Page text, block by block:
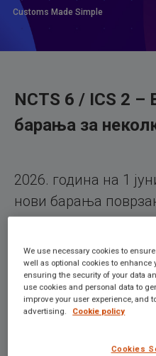
Customs Made Simple
NCTS 6 / ICS 2 –
барања за
2026. година на 1
нови барања
TransitNet е
новите барања.
засегнатите земји
Бугарија
We use necessary cookies to
well as optional cookies to
ensuring the security of your data
use cookies and personal data to
improve your user experience, and
advertising.
Cookie policy
Cookies